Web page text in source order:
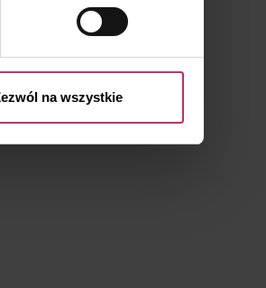
Ci prawach
na wszystkie